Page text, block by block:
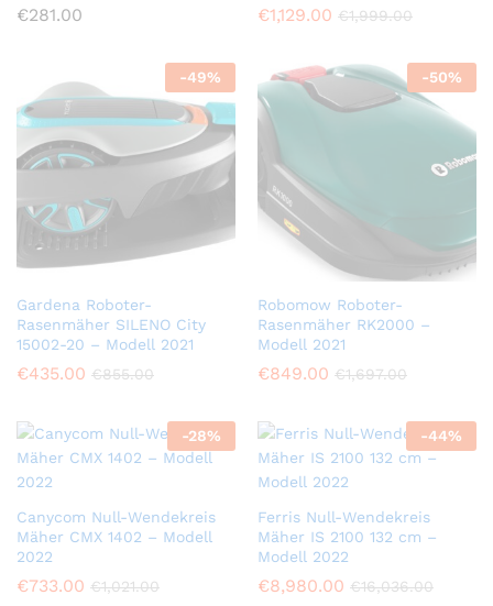
€281.00 €1,129.00 €1,999.00
-49%
Gardena Roboter-
Rasenmäher SILENO City
15002-20 – Modell 2021
€435.00 €855.00
-50%
Robomow Roboter-
Rasenmäher RK2000 –
Modell 2021
€849.00 €1,697.00
-28%
Canycom Null-Wendekreis
Mäher CMX 1402 – Modell
2022
€733.00 €1,021.00
-44%
Ferris Null-Wendekreis
Mäher IS 2100 132 cm –
Modell 2022
€8,980.00 €16,036.00